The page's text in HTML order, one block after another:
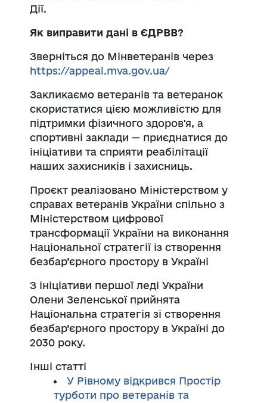
Дії.
Як виправити дані в ЄДРВВ?
Зверніться до Мінветеранів через
https://appeal.mva.gov.ua/
Закликаємо ветеранів та ветеранок
скористатися цією можливістю для
підтримки фізичного здоров'я, а
спортивні заклади — приєднатися до
ініціативи та сприяти реабілітації
наших захисників і захисниць.
Проєкт реалізовано Міністерством у
справах ветеранів України спільно з
Міністерством цифрової
трансформації України на виконання
Національної стратегії із створення
безбар’єрного простору в Україні
З ініціативи першої леді України
Олени Зеленської прийнята
Національна стратегія зі створення
безбар’єрного простору в Україні до
2030 року.
Інші статті
У Рівному відкрився Простір
турботи про ветеранів та